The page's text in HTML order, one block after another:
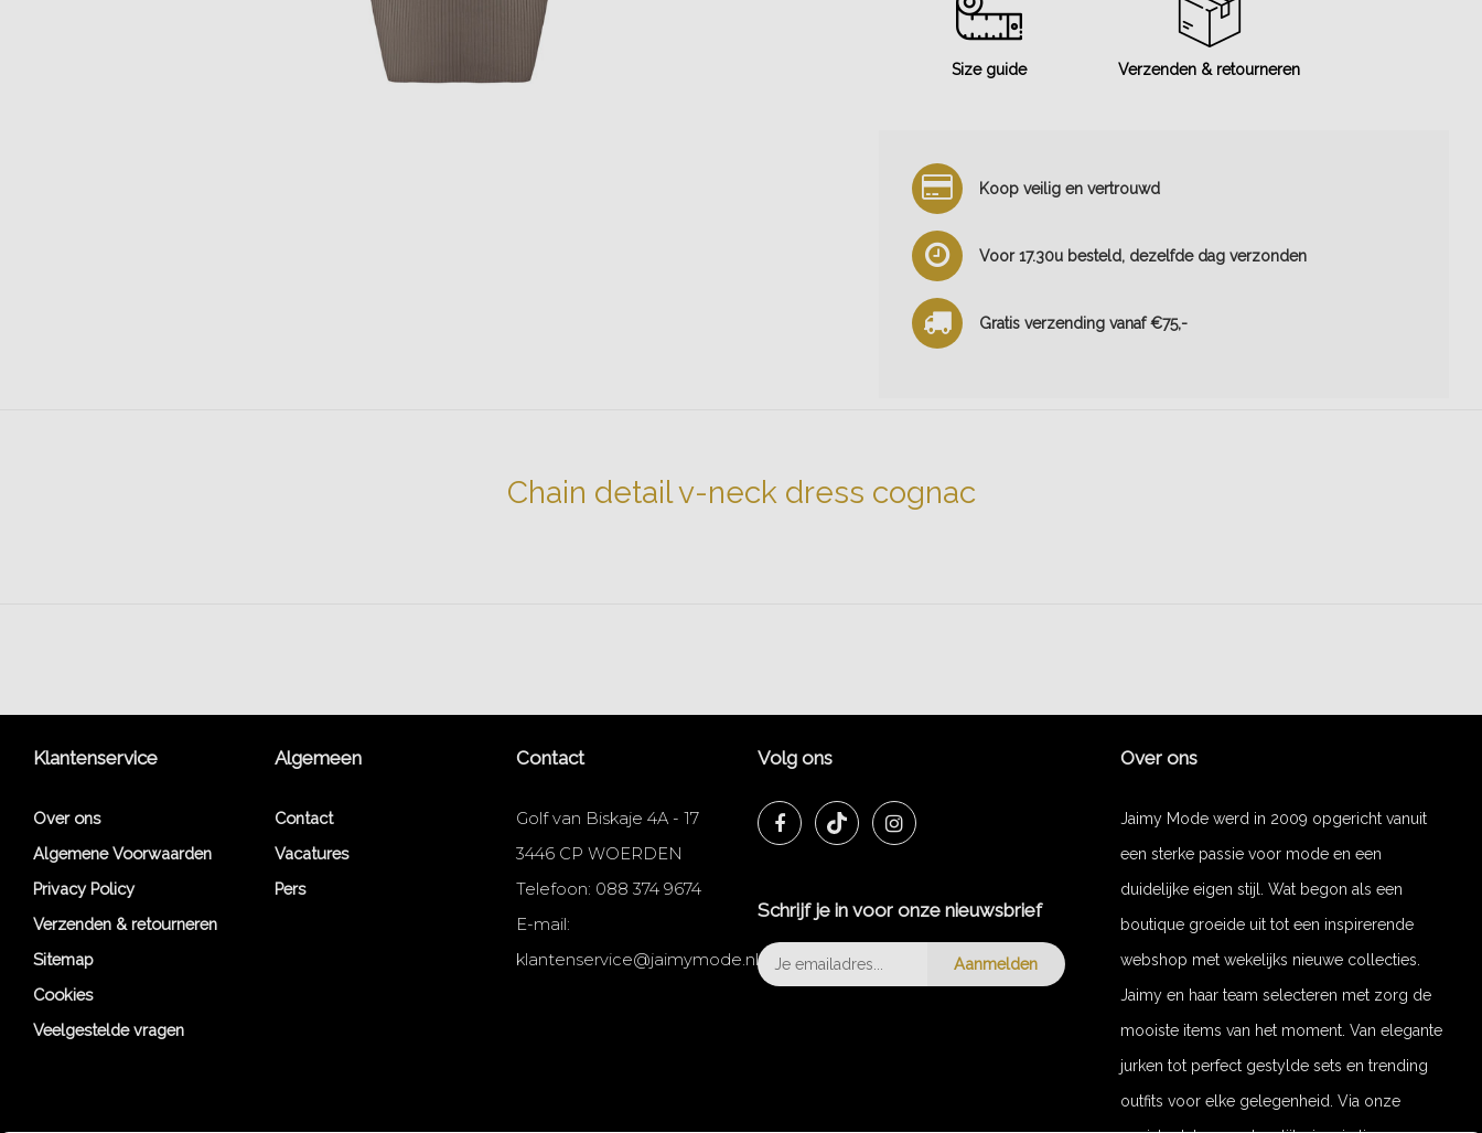
Size guide Verzenden & retourneren
Koop veilig en vertrouwd
Voor 17.30u besteld, dezelfde dag verzonden
Gratis verzending vanaf €75,-
Chain detail v-neck dress cognac
Klantenservice
Over ons
Algemene Voorwaarden
Privacy Policy
Verzenden & retourneren
Sitemap
Cookies
Veelgestelde vragen
Algemeen
Contact
Vacatures
Pers
Contact
Golf van Biskaje 4A - 17
3446 CP WOERDEN
Telefoon: 088 374 9674
E-mail:
klantenservice@jaimymode.nl
Volg ons
Schrijf je in voor onze nieuwsbrief
Aanmelden
Over ons
Jaimy Mode werd in 2009 opgericht vanuit
een sterke passie voor mode en een
duidelijke eigen stijl. Wat begon als een
boutique groeide uit tot een inspirerende
webshop met wekelijks nieuwe collecties.
Jaimy en haar team selecteren met zorg de
mooiste items van het moment. Van elegante
jurken tot perfect gestylde sets en trending
outfits voor elke gelegenheid. Via onze